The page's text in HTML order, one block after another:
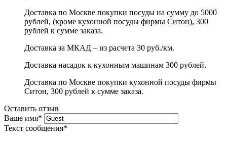
Доставка по Москве покупки посуды на сумму до 5000
рублей, (кроме кухонной посуды фирмы Ситон), 300
рублей к сумме заказа.
Доставка за МКАД – из расчета 30 руб./км.
Доставка насадок к кухонным машинам 300 рублей.
Доставка по Москве покупки кухонной посуды фирмы
Ситон, 300 рублей к сумме заказа.
Оставить отзыв
Ваше имя*
Текст сообщения*